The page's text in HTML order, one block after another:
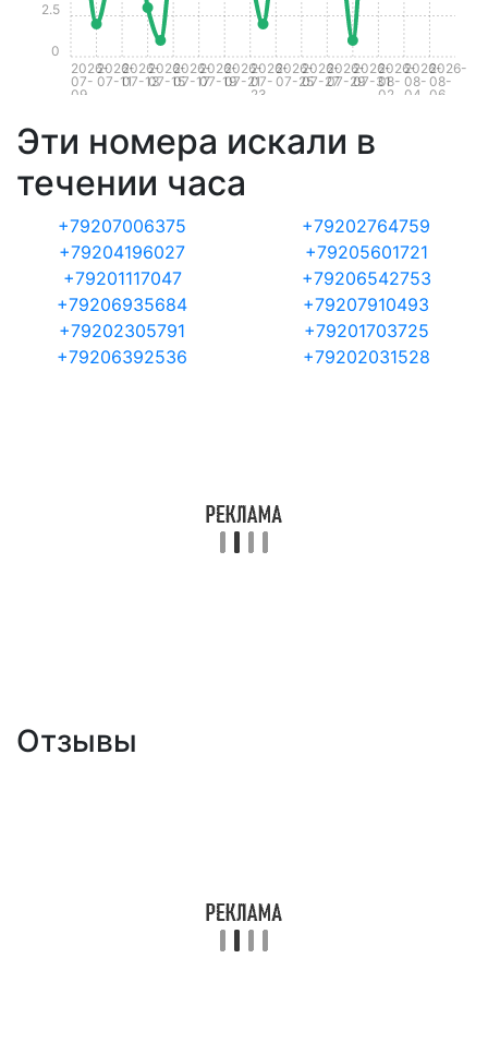
2026-
07-
09
2026-
07-11
2026-
07-13
2026-
07-15
2026-
07-17
2026-
07-19
2026-
07-21
2026-
07-
23
2026-
07-25
2026-
07-27
2026-
07-29
2026-
07-31
2026-
08-
02
2026-
08-
04
2026-
08-
06
0
2.5
Эти номера искали в
течении часа
+79207006375
+79202764759
+79204196027
+79205601721
+79201117047
+79206542753
+79206935684
+79207910493
+79202305791
+79201703725
+79206392536
+79202031528
Отзывы